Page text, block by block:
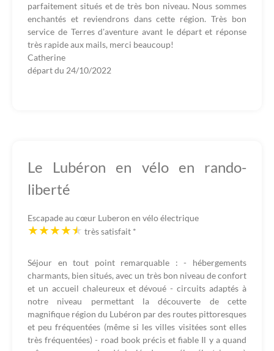
parfaitement situés et de très bon niveau. Nous sommes
enchantés et reviendrons dans cette région. Très bon
service de Terres d'aventure avant le départ et réponse
très rapide aux mails, merci beaucoup!
Catherine
départ du 24/10/2022
Le Lubéron en vélo en rando-
liberté
Escapade au cœur Luberon en vélo électrique
très satisfait *
Séjour en tout point remarquable : - hébergements
charmants, bien situés, avec un très bon niveau de confort
et un accueil chaleureux et dévoué - circuits adaptés à
notre niveau permettant la découverte de cette
magnifique région du Lubéron par des routes pittoresques
et peu fréquentées (même si les villes visitées sont elles
très fréquentées) - road book précis et fiable Il y a quand